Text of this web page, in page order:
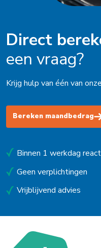
Direct
een vraag?
Krijg hulp van één van
Bereken maandbedrag
Binnen 1 werkdag
Geen verplichtingen
Vrijblijvend advies